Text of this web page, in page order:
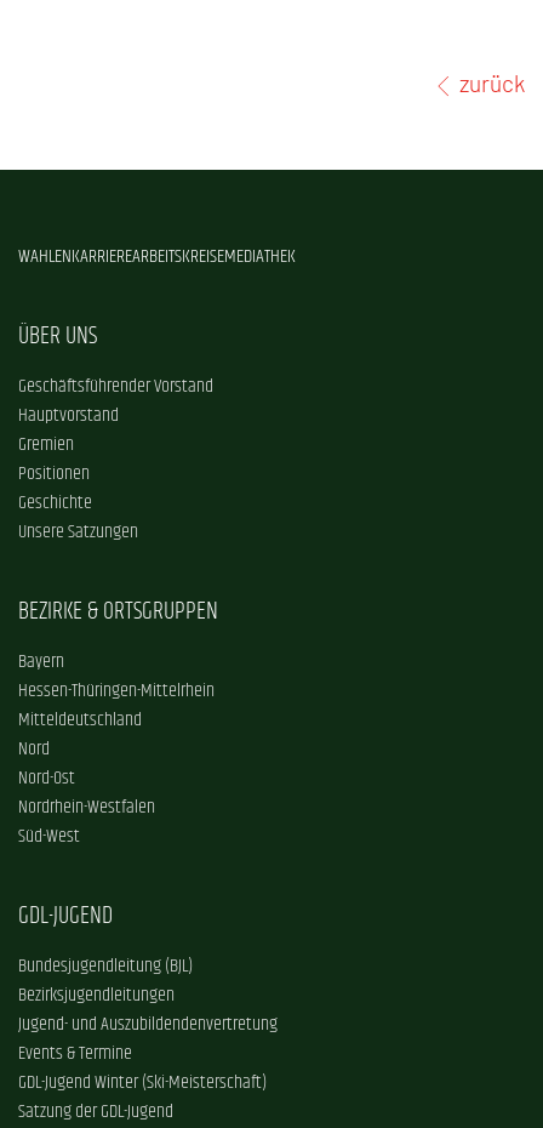
zurück
WAHLENKARRIEREARBEITSKREISEMEDIATHEK
ÜBER UNS
Geschäftsführender Vorstand
Hauptvorstand
Gremien
Positionen
Geschichte
Unsere Satzungen
BEZIRKE & ORTSGRUPPEN
Bayern
Hessen-Thüringen-Mittelrhein
Mitteldeutschland
Nord
Nord-Ost
Nordrhein-Westfalen
Süd-West
GDL-JUGEND
Bundesjugendleitung (BJL)
Bezirksjugendleitungen
Jugend- und Auszubildendenvertretung
Events & Termine
GDL-Jugend Winter (Ski-Meisterschaft)
Satzung der GDL-Jugend